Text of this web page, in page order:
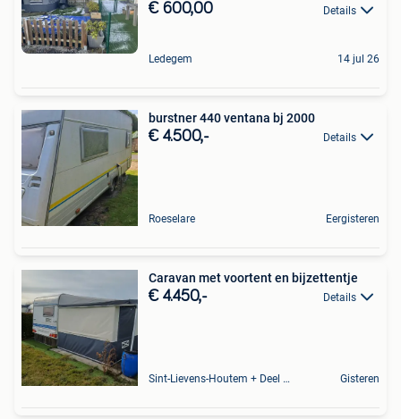
€ 600,00 Details
Ledegem 14 jul 26
burstner 440 ventana bj 2000
€ 4.500,- Details
Roeselare Eergisteren
Caravan met voortent en bijzettentje
€ 4.450,- Details
Sint-Lievens-Houtem + Deel Oombergen Gisteren